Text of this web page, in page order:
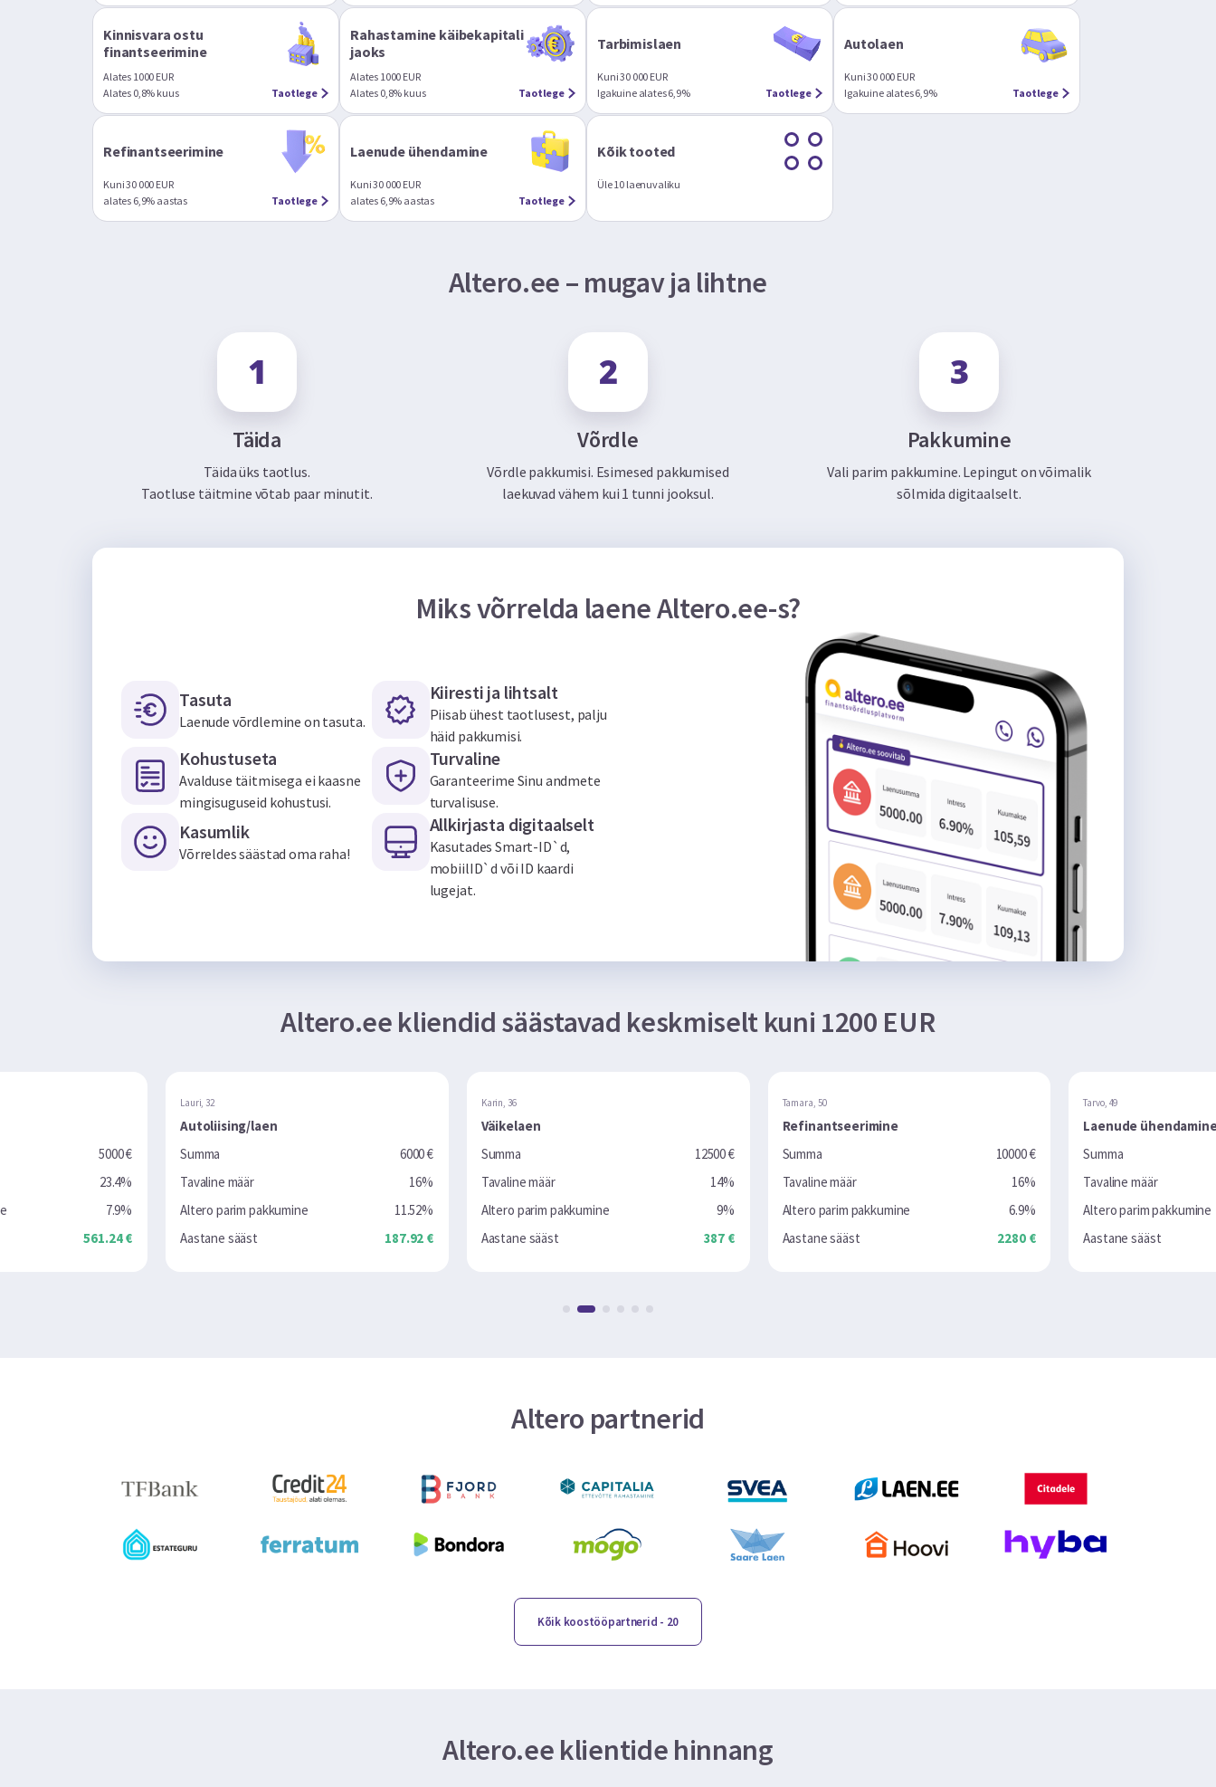
Kinnisvara ostu
finantseerimine
Alates 1000 EUR
Alates 0,8% kuus
Taotlege
Rahastamine käibekapitali
jaoks
Alates 1000 EUR
Alates 0,8% kuus
Taotlege
Tarbimislaen
Kuni 30 000 EUR
Igakuine alates 6,9%
Taotlege
Autolaen
Kuni 30 000 EUR
Igakuine alates 6,9%
Taotlege
Refinantseerimine
Kuni 30 000 EUR
alates 6,9% aastas
Taotlege
Laenude ühendamine
Kuni 30 000 EUR
alates 6,9% aastas
Taotlege
Kõik tooted
Üle 10 laenuvaliku
Altero.ee – mugav ja lihtne
Täida
Täida üks taotlus.
Taotluse täitmine võtab paar minutit.
Võrdle
Võrdle pakkumisi. Esimesed pakkumised
laekuvad vähem kui 1 tunni jooksul.
Pakkumine
Vali parim pakkumine. Lepingut on võimalik
sõlmida digitaalselt.
Miks võrrelda laene Altero.ee-s?
Tasuta
Laenude võrdlemine on tasuta.
Kiiresti ja lihtsalt
Piisab ühest taotlusest, palju
häid pakkumisi.
Kohustuseta
Avalduse täitmisega ei kaasne
mingisuguseid kohustusi.
Turvaline
Garanteerime Sinu andmete
turvalisuse.
Kasumlik
Võrreldes säästad oma raha!
Allkirjasta digitaalselt
Kasutades Smart-ID`d,
mobiilID`d või ID kaardi
lugejat.
Altero.ee kliendid säästavad keskmiselt kuni 1200 EUR
Tavaline määr
Altero parim pakkumine
11.52%
Aastane sääst
Tavaline määr
Altero parim pakkumine
9%
Aastane sääst
Summa
Tavaline määr
Altero parim pakkumine
6.9%
Aastane sääst
Laenude ühendamine
Summa
Tavaline määr
Altero parim pakkumine
12.6%
Aastane sääst
Altero partnerid
Kõik koostööpartnerid - 20
Altero.ee klientide hinnang